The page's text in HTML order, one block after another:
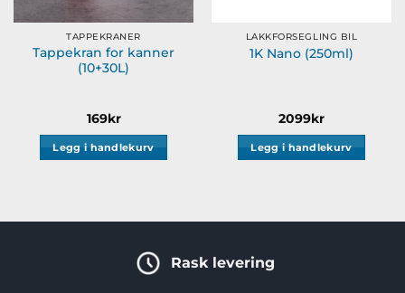
TAPPEKRANER
Tappekran for kanner
(10+30L)
169kr
Legg i handlekurv
LAKKFORSEGLING BIL
1K Nano (250ml)
2099kr
Legg i handlekurv
Rask levering